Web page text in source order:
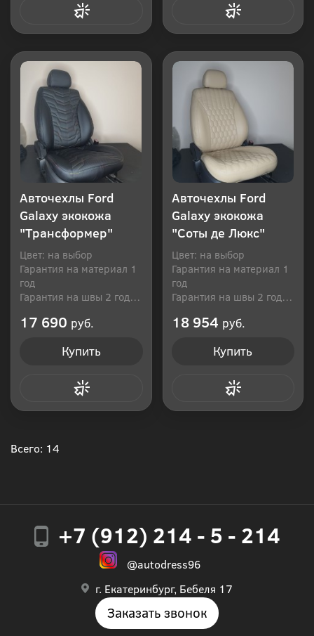
Авточехлы Ford
Galaxy экокожа
"Трансформер"
Цвет: на выбор
Гарантия на материал 1
год
Гарантия на швы 2 года
17 690 руб.
Купить
Авточехлы Ford
Galaxy экокожа
"Соты де Люкс"
Цвет: на выбор
Гарантия на материал 1
год
Гарантия на швы 2 года
18 954 руб.
Купить
Всего: 14
+7 (912) 214 - 5 - 214
@autodress96
г. Екатеринбург, Бебеля 17
Заказать звонок